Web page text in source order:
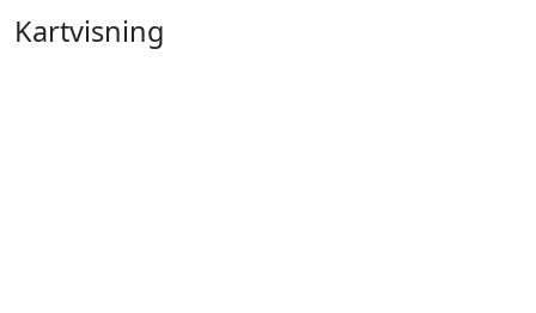
Kartvisning